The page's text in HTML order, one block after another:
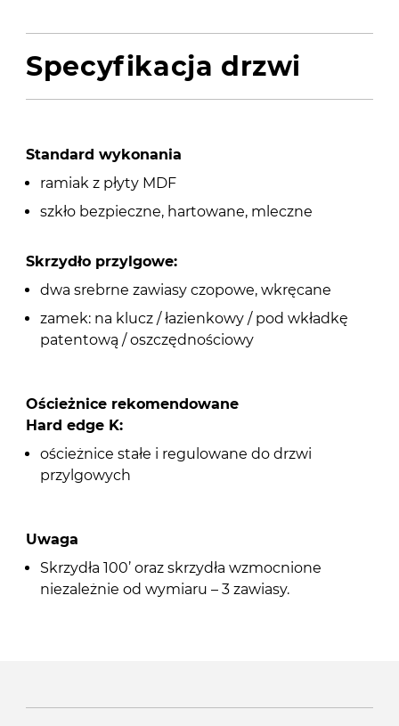
Specyfikacja drzwi
Standard wykonania
ramiak z płyty MDF
szkło bezpieczne, hartowane, mleczne
Skrzydło przylgowe:
dwa srebrne zawiasy czopowe, wkręcane
zamek: na klucz / łazienkowy / pod wkładkę
patentową / oszczędnościowy
Ościeżnice rekomendowane
Hard edge K:
ościeżnice stałe i regulowane do drzwi
przylgowych
Uwaga
Skrzydła 100’ oraz skrzydła wzmocnione
niezależnie od wymiaru – 3 zawiasy.